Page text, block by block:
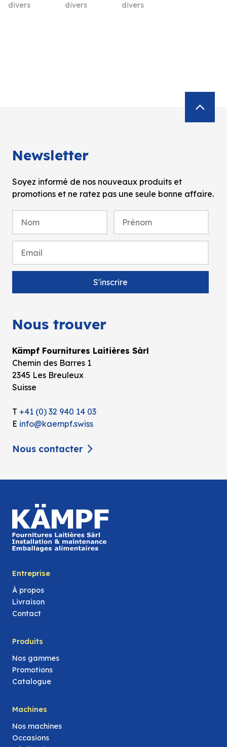
divers
divers
divers
Newsletter
Soyez informé de nos nouveaux produits et
promotions et ne ratez pas une seule bonne affaire.
Nous trouver
Kämpf Fournitures Laitières Sàrl
Chemin des Barres 1
2345 Les Breuleux
Suisse
T +41 (0) 32 940 14 03
E info@kaempf.swiss
Nous contacter
Entreprise
À propos
Livraison
Contact
Produits
Nos gammes
Promotions
Catalogue
Machines
Nos machines
Occasions